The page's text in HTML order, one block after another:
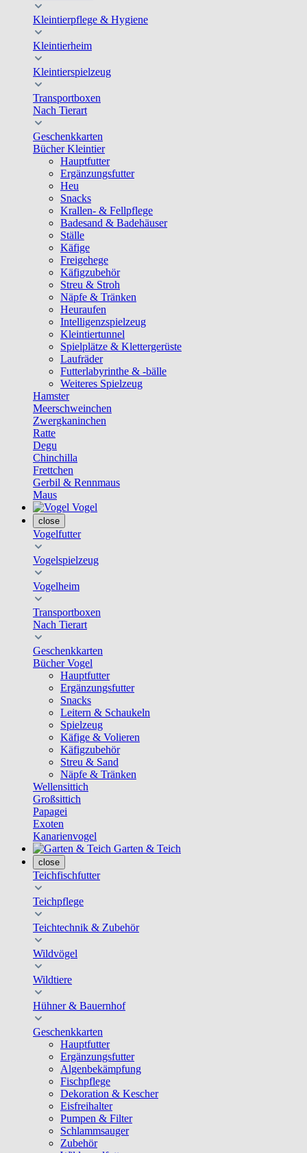
Kleintierpflege & Hygiene
Kleintierheim
Kleintierspielzeug
Transportboxen
Nach Tierart
Geschenkkarten
Bücher Kleintier
Hauptfutter
Ergänzungsfutter
Heu
Snacks
Krallen- & Fellpflege
Badesand & Badehäuser
Ställe
Käfige
Freigehege
Käfigzubehör
Streu & Stroh
Näpfe & Tränken
Heuraufen
Intelligenzspielzeug
Kleintiertunnel
Spielplätze & Klettergerüste
Laufräder
Futterlabyrinthe & -bälle
Weiteres Spielzeug
Hamster
Meerschweinchen
Zwergkaninchen
Ratte
Degu
Chinchilla
Frettchen
Gerbil & Rennmaus
Maus
Vogel
close
Vogelfutter
Vogelspielzeug
Vogelheim
Transportboxen
Nach Tierart
Geschenkkarten
Bücher Vogel
Hauptfutter
Ergänzungsfutter
Snacks
Leitern & Schaukeln
Spielzeug
Käfige & Volieren
Käfigzubehör
Streu & Sand
Näpfe & Tränken
Wellensittich
Großsittich
Papagei
Exoten
Kanarienvogel
Garten & Teich
close
Teichfischfutter
Teichpflege
Teichtechnik & Zubehör
Wildvögel
Wildtiere
Hühner & Bauernhof
Geschenkkarten
Hauptfutter
Ergänzungsfutter
Algenbekämpfung
Fischpflege
Dekoration & Kescher
Eisfreihalter
Pumpen & Filter
Schlammsauger
Zubehör